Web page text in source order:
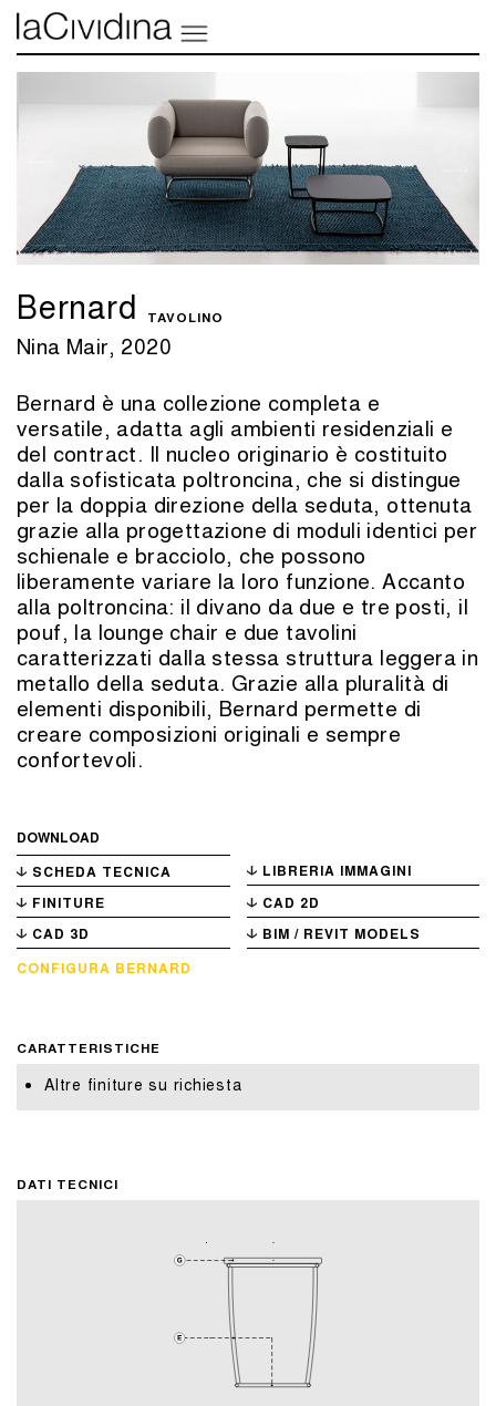
Bernard TAVOLINO
Nina Mair, 2020
Bernard è una collezione completa e
versatile, adatta agli ambienti residenziali e
del contract. Il nucleo originario è costituito
dalla sofisticata poltroncina, che si distingue
per la doppia direzione della seduta, ottenuta
grazie alla progettazione di moduli identici per
schienale e bracciolo, che possono
liberamente variare la loro funzione. Accanto
alla poltroncina: il divano da due e tre posti, il
pouf, la lounge chair e due tavolini
caratterizzati dalla stessa struttura leggera in
metallo della seduta. Grazie alla pluralità di
elementi disponibili, Bernard permette di
creare composizioni originali e sempre
confortevoli.
DOWNLOAD
SCHEDA TECNICA
LIBRERIA IMMAGINI
FINITURE
CAD 2D
CAD 3D
BIM / REVIT MODELS
CONFIGURA BERNARD
CARATTERISTICHE
Altre finiture su richiesta
DATI TECNICI